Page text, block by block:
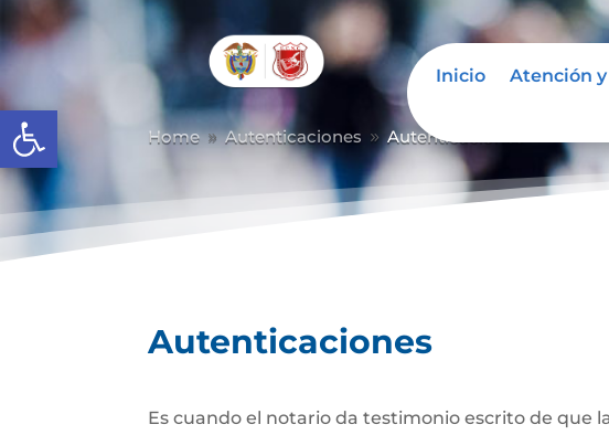
Abrir barra de herramientas
Inicio Atención
Home 9 Autenticaciones 9 Autenticaciones
Autenticaciones
Es cuando el notario da testimonio escrito de que